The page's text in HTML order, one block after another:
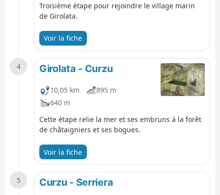
Troisième étape pour rejoindre le village marin
de Girolata.
Voir la fiche
4 Girolata - Curzu
10,05 km
895 m
640 m
Cette étape relie la mer et ses embruns à la forêt
de châtaigniers et ses bogues.
Voir la fiche
5 Curzu - Serriera